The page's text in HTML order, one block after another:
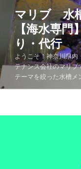
マリブ 水
【海水専
り・代行
ようこそ！神奈川県内
テナンス会社のマリブ
テーマを絞った水槽メ